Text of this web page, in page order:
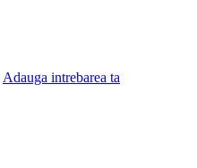
Adauga intrebarea ta